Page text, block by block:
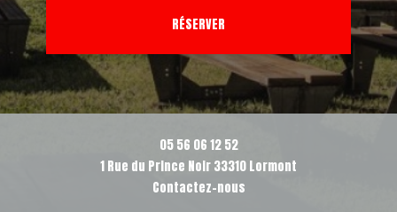
RÉSERVER
05 56 06 12 52
1 Rue du Prince Noir 33310 Lormont
Contactez-nous